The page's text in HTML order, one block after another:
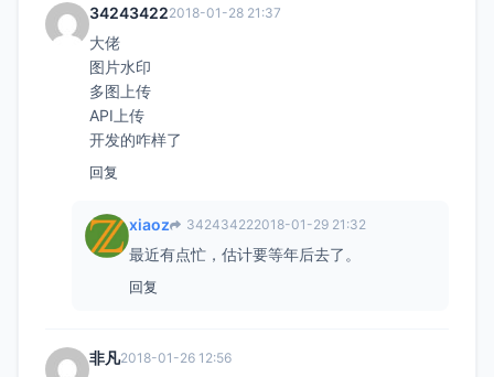
342434222018-01-28 21:37
大佬
图片水印
多图上传
API上传
开发的咋样了
回复
xiaoz 342434222018-01-29 21:32
最近有点忙，估计要等年后去了。
回复
非凡2018-01-26 12:56